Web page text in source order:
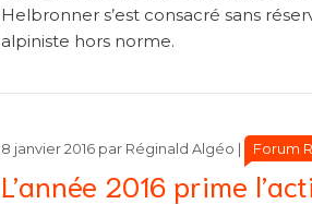
Helbronner s’est consacré sans
alpiniste hors norme.
L’année 2016 prime
8 janvier 2016 par Réginald Algéo Forum